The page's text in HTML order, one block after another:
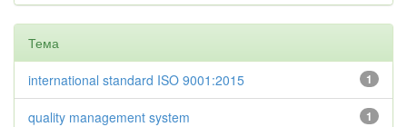
Тема
1
international standard ISO 9001:2015
1
quality management system